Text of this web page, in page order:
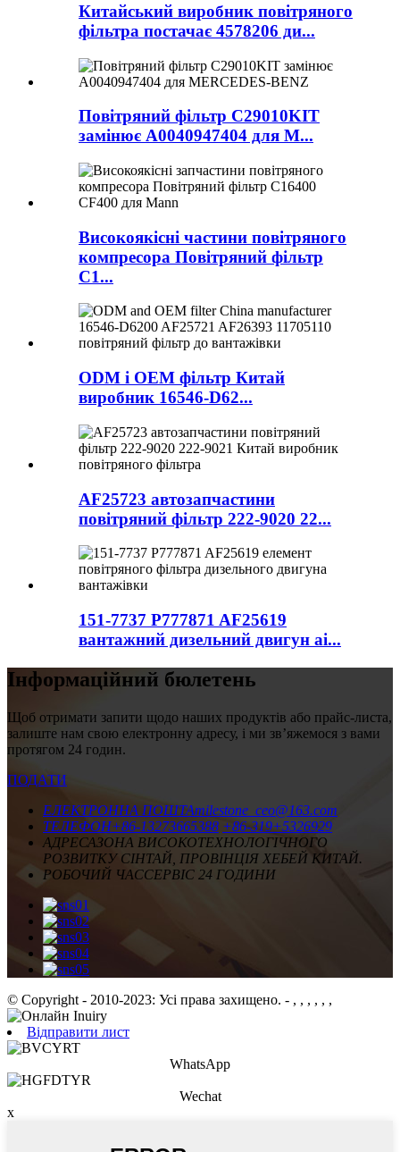
Китайський виробник повітряного
фільтра постачає 4578206 ди...
Повітряний фільтр C29010KIT
замінює A0040947404 для M...
Високоякісні частини повітряного
компресора Повітряний фільтр
C1...
ODM і OEM фільтр Китай
виробник 16546-D62...
AF25723 автозапчастини
повітряний фільтр 222-9020 22...
151-7737 P777871 AF25619
вантажний дизельний двигун ai...
Інформаційний бюлетень
Щоб отримати запити щодо наших продуктів або прайс-листа,
залиште нам свою електронну адресу, і ми зв’яжемося з вами
протягом 24 годин.
ПОДАТИ
ЕЛЕКТРОННА ПОШТАmilestone_ceo@163.com
ТЕЛЕФОН+86-13273665388 +86-319+5326929
АДРЕСАЗОНА ВИСОКОТЕХНОЛОГІЧНОГО
РОЗВИТКУ СІНТАЙ, ПРОВІНЦІЯ ХЕБЕЙ КИТАЙ.
РОБОЧИЙ ЧАССЕРВІС 24 ГОДИНИ
© Copyright - 2010-2023: Усі права захищено. - , , , , , ,
Відправити лист
WhatsApp
Wechat
x